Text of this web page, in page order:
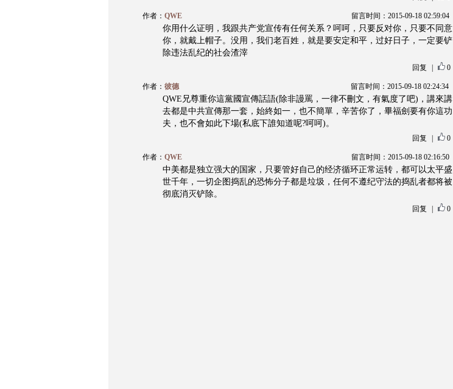
作者： QWE 留言时间：2015-09-18 02:59:04
你用什么证明，我跟共产党宣传有任何关系？呵呵，只要反对你，只要不同意
你，就戴上帽子。没用，我们老百姓，就是要安定和平，过好日子，一定要铲
除违法乱纪的社会渣滓
回复 0
作者： 彼德 留言时间：2015-09-18 02:24:34
QWE兄尊重你這黨國宣傳話語(除非謾罵，一律不刪文，有氣度了吧)，講來講
去都是中共宣傳那一套，始終如一，也不簡單，辛苦你了，畢福劍要有你這功
夫，也不會如此下場(私底下誰知道呢?呵呵)。
回复 0
作者： QWE 留言时间：2015-09-18 02:16:50
中美都是独立强大的国家，只要管好自己的经济循环正常运转，都可以太平盛
世千年，一切企图捣乱的恐怖分子都是垃圾，任何不遵纪守法的捣乱者都将被
彻底消灭铲除。
回复 0